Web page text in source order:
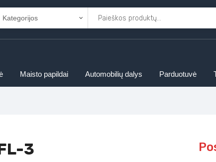
Maisto papildai Automobilių dalys Parduotuvė
3